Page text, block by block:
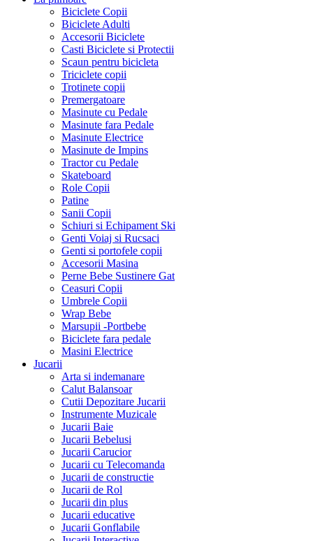
Biciclete Copii
Biciclete Adulti
Accesorii Biciclete
Casti Biciclete si Protectii
Scaun pentru bicicleta
Triciclete copii
Trotinete copii
Premergatoare
Masinute cu Pedale
Masinute fara Pedale
Masinute Electrice
Masinute de Impins
Tractor cu Pedale
Skateboard
Role Copii
Patine
Sanii Copii
Schiuri si Echipament Ski
Genti Voiaj si Rucsaci
Genti si portofele copii
Accesorii Masina
Perne Bebe Sustinere Gat
Ceasuri Copii
Umbrele Copii
Wrap Bebe
Marsupii -Portbebe
Biciclete fara pedale
Masini Electrice
Jucarii
Arta si indemanare
Calut Balansoar
Cutii Depozitare Jucarii
Instrumente Muzicale
Jucarii Baie
Jucarii Bebelusi
Jucarii Carucior
Jucarii cu Telecomanda
Jucarii de constructie
Jucarii de Rol
Jucarii din plus
Jucarii educative
Jucarii Gonflabile